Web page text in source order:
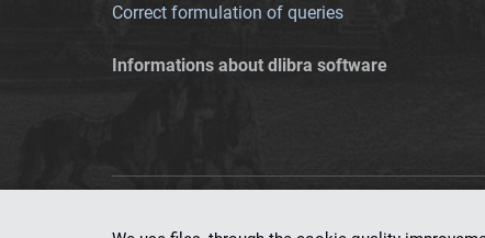
Correct formulation of queries
Informations about dlibra software